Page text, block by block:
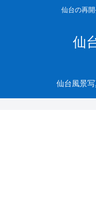
仙台の再
仙
仙台風景